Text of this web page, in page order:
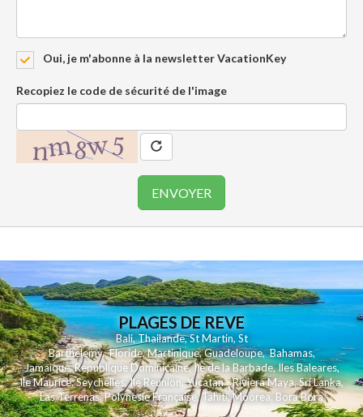
Oui, je m'abonne à la newsletter VacationKey
Recopiez le code de sécurité de l'image
PLAGES DE REVE
Bali,Thailande,St Martin,St
Barthelemy,Floride,Martinique,Guadeloupe,Bahamas,
Jamaique,Republique Dominicaine,Ile de la Barbade,Iles Baleares,
Ile Maurice,Seychelles,Ile Reunion,Yucatan - Riviera Maya,Sri Lanka,
Las Terrenas,Polynesie Française,Tahiti,Moorea, Bora Bora